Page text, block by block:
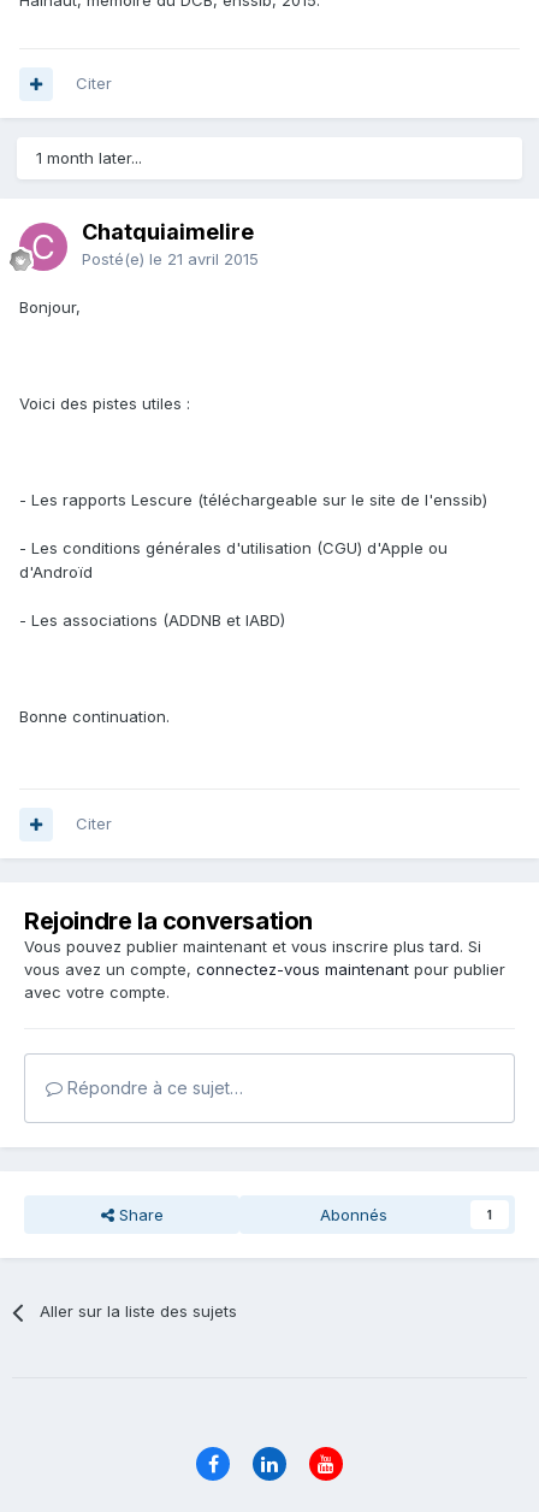
Citer
1 month later...
Chatquiaimelire
Posté(e) le 21 avril 2015
Bonjour,
Voici des pistes utiles :
- Les rapports Lescure (téléchargeable sur le site de l'enssib)
- Les conditions générales d'utilisation (CGU) d'Apple ou
d'Androïd
- Les associations (ADDNB et IABD)
Bonne continuation.
Citer
Rejoindre la conversation
Vous pouvez publier maintenant et vous inscrire plus tard. Si
vous avez un compte, connectez-vous maintenant pour publier
avec votre compte.
Répondre à ce sujet…
Share Abonnés 1
Aller sur la liste des sujets